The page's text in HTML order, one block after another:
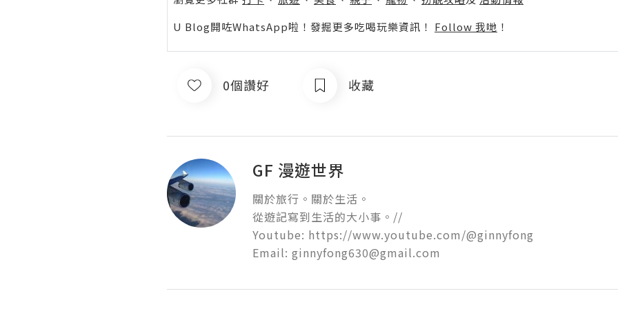
U Blog開咗WhatsApp啦！發掘更多吃喝玩樂資訊！ Follow 我哋 ！
0個讚好 收藏
GF 漫遊世界
關於旅行。關於生活。
從遊記寫到生活的大小事。//
Youtube: https://www.youtube.com/@ginnyfong
Email: ginnyfong630@gmail.com